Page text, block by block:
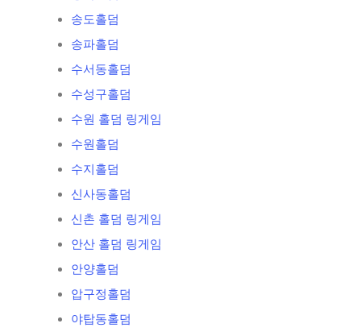
송도홀덤
송파홀덤
수서동홀덤
수성구홀덤
수원 홀덤 링게임
수원홀덤
수지홀덤
신사동홀덤
신촌 홀덤 링게임
안산 홀덤 링게임
안양홀덤
압구정홀덤
야탑동홀덤